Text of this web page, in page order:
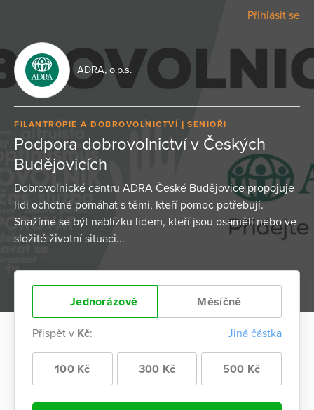
Přihlásit se
ADRA, o.p.s.
FILANTROPIE A DOBROVOLNICTVÍ SENIOŘI
Podpora dobrovolnictví v Českých
Budějovicích
Dobrovolnické centru ADRA České Budějovice propojuje
lidi ochotné pomáhat s těmi, kteří pomoc potřebují.
Snažíme se být nablízku lidem, kteří jsou osamělí nebo ve
složité životní situaci...
Jednorázově Měsíčně
Přispět v Kč: Jiná částka
100 Kč 300 Kč 500 Kč